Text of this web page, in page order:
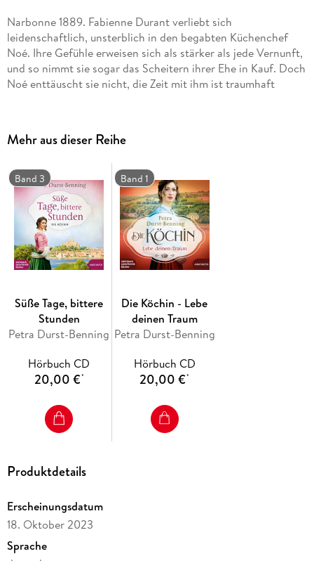
Narbonne 1889. Fabienne Durant verliebt sich
leidenschaftlich, unsterblich in den begabten Küchenchef
Noé. Ihre Gefühle erweisen sich als stärker als jede Vernunft,
und so nimmt sie sogar das Scheitern ihrer Ehe in Kauf. Doch
Noé enttäuscht sie nicht, die Zeit mit ihm ist traumhaft
nicht, welches Opfer ihr Liebster für die Suche nach dem
kleinen Jungen auf sich nehmen wird . . .
Mehr aus dieser Reihe
Band 3
Süße Tage, bittere
Stunden
Petra Durst-Benning
Hörbuch CD
20,00 €*
Band 1
Die Köchin - Lebe
deinen Traum
Petra Durst-Benning
Hörbuch CD
20,00 €*
Produktdetails
Erscheinungsdatum
18. Oktober 2023
Sprache